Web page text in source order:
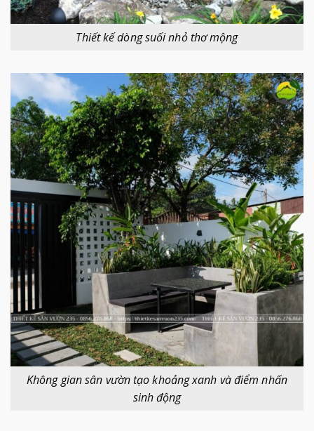
Thiết kế dòng suối nhỏ thơ mộng
Không gian sân vườn tạo khoảng xanh và điểm nhấn
sinh động